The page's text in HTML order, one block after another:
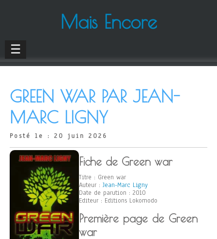
Mais Encore
☰
GREEN WAR PAR JEAN-
MARC LIGNY
Posté le : 20 juin 2026
Fiche de Green war
Titre : Green war
Auteur : Jean-Marc Ligny
Date de parution : 2010
Editeur : Editions Lokomodo
Première page de Green
war